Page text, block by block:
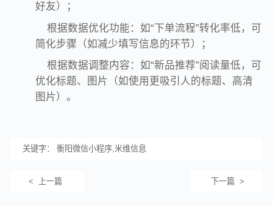
好友）；
根据数据优化功能：如“下单流程”转化率低，可
简化步骤（如减少填写信息的环节）；
根据数据调整内容：如“新品推荐”阅读量低，可
优化标题、图片（如使用更吸引人的标题、高清
图片）。
关键字： 衡阳微信小程序,米维信息
< 上一篇 下一篇 >